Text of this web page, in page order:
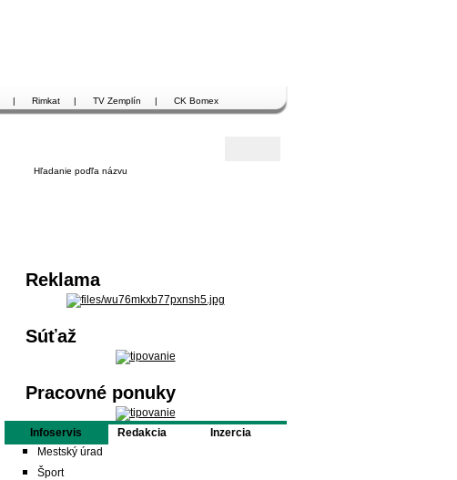
| Rimkat | TV Zemplín | CK Bomex
Hľadanie poďľa názvu
Reklama
Súťaž
Pracovné ponuky
Infoservis Redakcia
Inzercia
Mestský úrad
Šport